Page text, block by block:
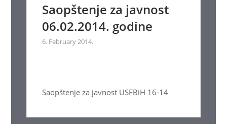
Saopštenje za javnost
06.02.2014. godine
6. February 2014.
Saopštenje za javnost USFBiH 16-14